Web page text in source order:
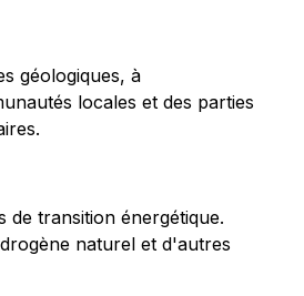
géologiques, à
locales et des parties
transition énergétique.
naturel et d'autres